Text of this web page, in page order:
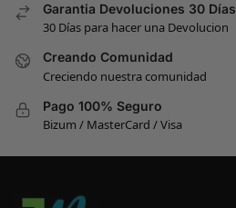
Garantia Devoluciones 30 Días
30 Días para hacer una Devolucion
Creando Comunidad
Creciendo nuestra comunidad
Pago 100% Seguro
Bizum / MasterCard / Visa